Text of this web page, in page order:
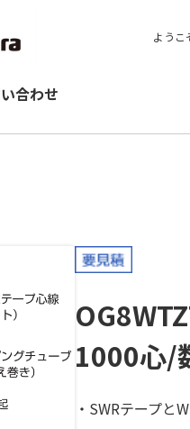
ようこ
合わせ
1000心/
・SWRテープと